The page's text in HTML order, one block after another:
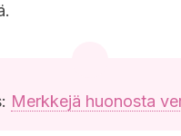
Merkkejä huonosta